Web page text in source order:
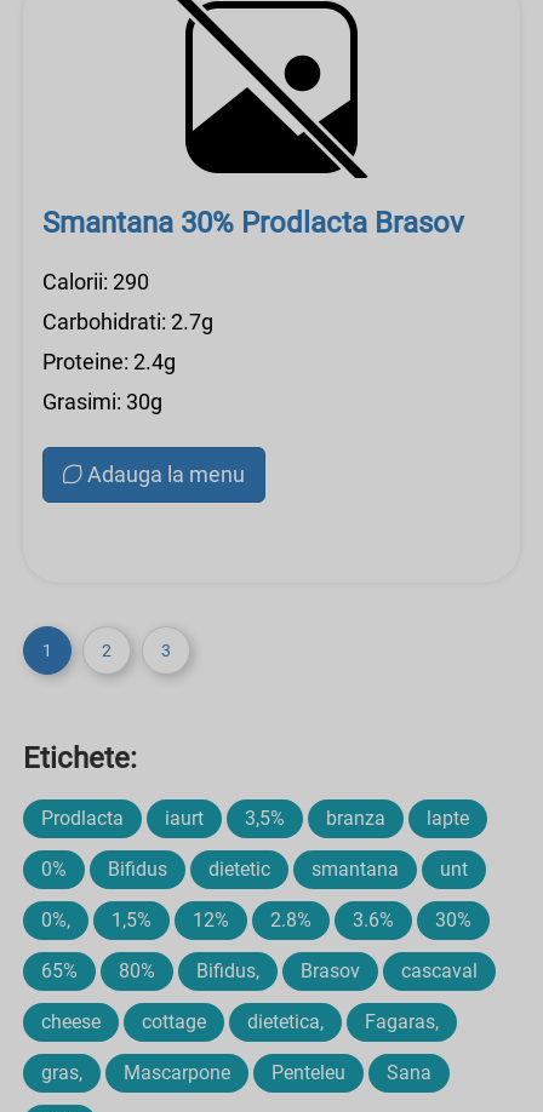
Smantana 30% Prodlacta Brasov
Calorii: 290
Carbohidrati: 2.7g
Proteine: 2.4g
Grasimi: 30g
Adauga la menu
1 2 3
Etichete:
Prodlacta iaurt 3,5% branza lapte
0% Bifidus dietetic smantana unt
0%, 1,5% 12% 2.8% 3.6% 30%
65% 80% Bifidus, Brasov cascaval
cheese cottage dietetica, Fagaras,
gras, Mascarpone Penteleu Sana